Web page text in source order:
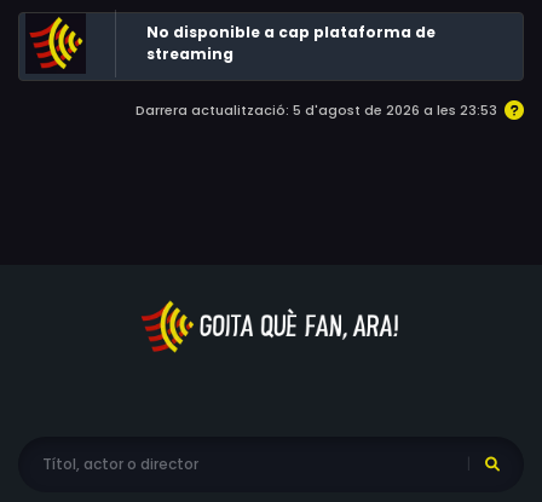
No disponible a cap plataforma de
streaming
Darrera actualització: 5 d'agost de 2026 a les 23:53